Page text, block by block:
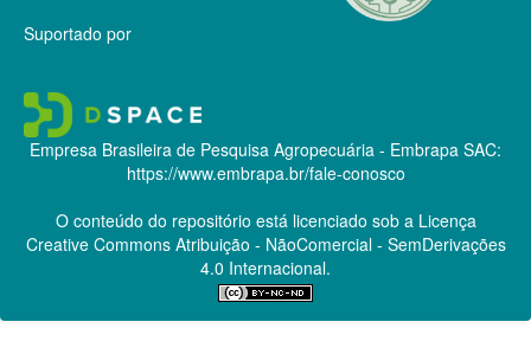
Suportado por
Empresa Brasileira de Pesquisa Agropecuária - Embrapa SAC:
https://www.embrapa.br/fale-conosco
O conteúdo do repositório está licenciado sob a Licença
Creative CommonsAtribuição - NãoComercial - SemDerivações
4.0 Internacional.